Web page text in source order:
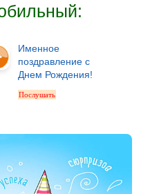
Именное
поздравление с
Днем Рождения!
Послушать